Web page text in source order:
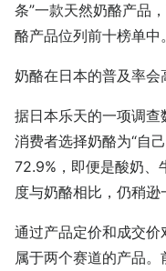
条”一款天然奶酪产品
酪产品位列前十榜单中。
奶酪在日本的普及率会
据日本乐天的一项调查
消费者选择奶酪为“自
72.9%，即便是酸奶、
度与奶酪相比，仍稍逊
通过产品定价和成交
属于两个赛道的产品